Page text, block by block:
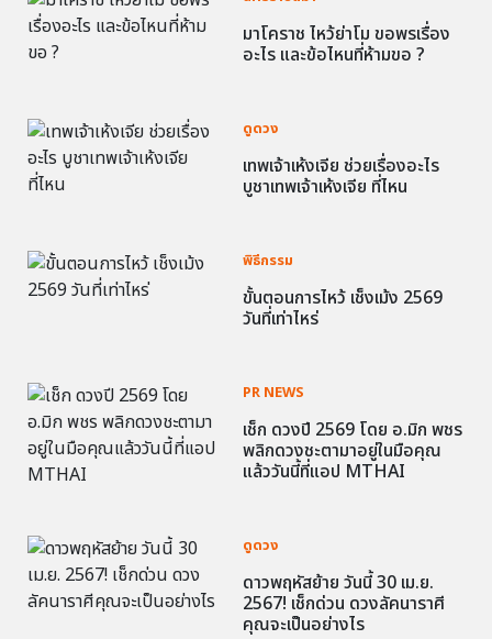
มาโคราช ไหว้ย่าโม ขอพรเรื่อง
อะไร และข้อไหนที่ห้ามขอ ?
ดูดวง
เทพเจ้าเห้งเจีย ช่วยเรื่องอะไร
บูชาเทพเจ้าเห้งเจีย ที่ไหน
พิธีกรรม
ขั้นตอนการไหว้ เช็งเม้ง 2569
วันที่เท่าไหร่
PR NEWS
เช็ก ดวงปี 2569 โดย อ.มิก พชร
พลิกดวงชะตามาอยู่ในมือคุณ
แล้ววันนี้ที่แอป MTHAI
ดูดวง
ดาวพฤหัสย้าย วันนี้ 30 เม.ย.
2567! เช็กด่วน ดวงลัคนาราศี
คุณจะเป็นอย่างไร